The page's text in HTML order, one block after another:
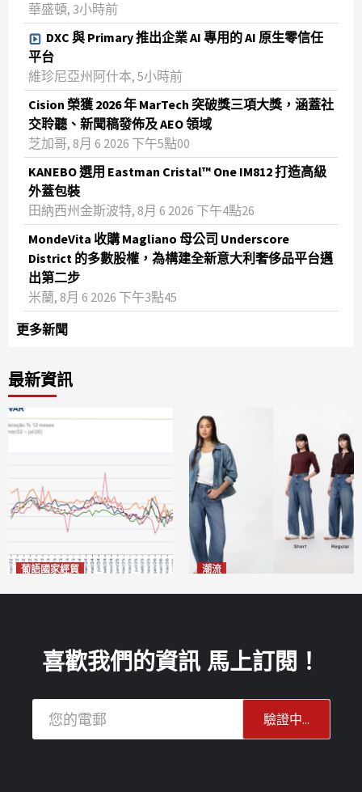
華盛頓, 3小時前
DXC 與 Primary 推出企業 AI 專用的 AI 原生零信任
平台
維珍尼亞州阿什本, 5小時前
Cision 榮獲 2026 年 MarTech 突破獎三項大獎，涵蓋社
交聆聽、新聞稿發佈及 AEO 領域
芝加哥, 8月 6 2026 下午5點00
KANEBO 選用 Eastman Cristal™ One IM812 打造高級
外蓋包裝
田納西州金斯波特, 8月 6 2026 下午4點26
MondeVita 收購 Magliano 母公司 Underscore
District 的多數股權，為構建全新意大利奢侈品平台邁
出第二步
米蘭, 8月 6 2026 下午3點45
更多新聞
最新資訊
葡語國家經貿 潮流
喜歡我們的資訊 馬上訂閱！